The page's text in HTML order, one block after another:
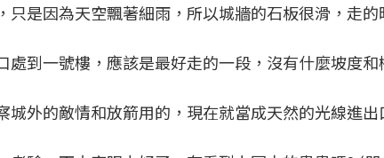
只是因為天空飄著細雨，所以城牆的石板很滑，走
到一號樓，應該是最好走的一段，沒有什麼坡度
外的敵情和放箭用的，現在就當成天然的光線進